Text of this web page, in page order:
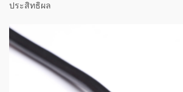
ประสิทธิผล